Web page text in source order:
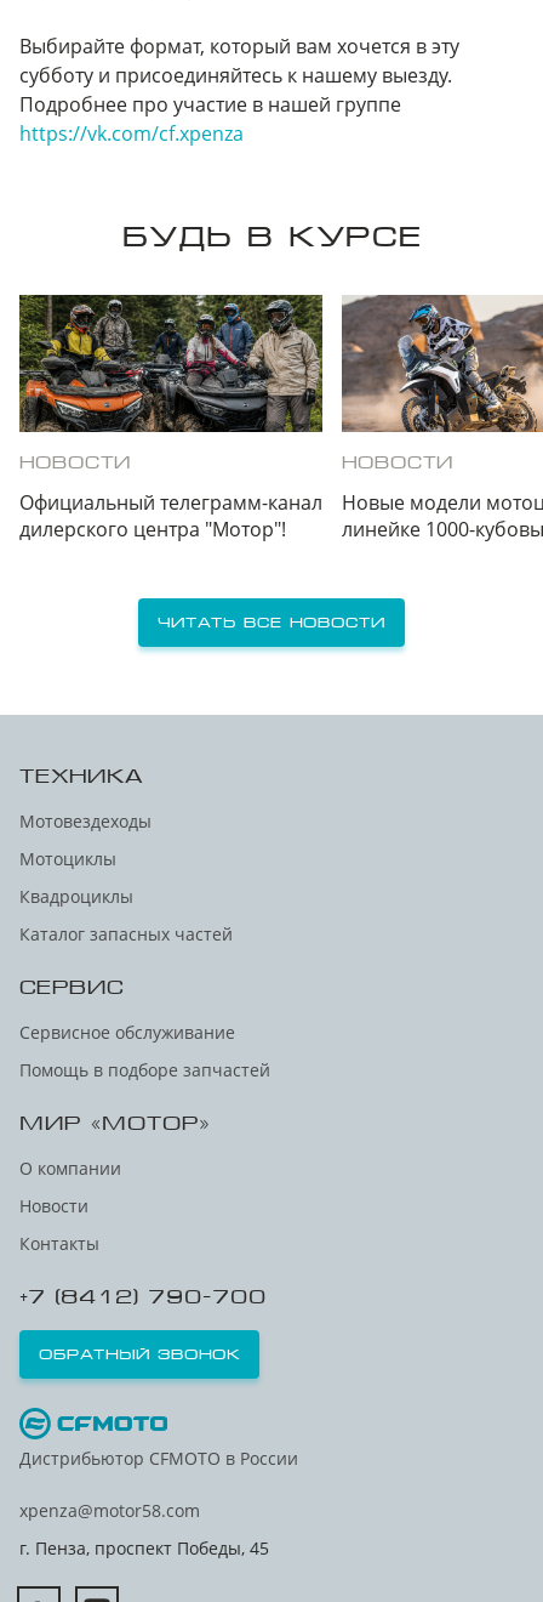
Выбирайте формат, который вам хочется в эту
субботу и присоединяйтесь к нашему выезду.
Подробнее про участие в нашей группе
https://vk.com/cf.xpenza
БУДЬ В КУРСЕ
НОВОСТИ
Официальный телеграмм-канал
дилерского центра "Мотор"!
НОВОСТИ
Новые модели
линейке 1000-
Читать все новости
ТЕХНИКА
Мотовездеходы
Мотоциклы
Квадроциклы
Каталог запасных частей
СЕРВИС
Сервисное обслуживание
Помощь в подборе запчастей
МИР «МОТОР»
О компании
Новости
Контакты
+7 (8412) 790-700
Обратный звонок
Дистрибьютор CFMOTO в России
xpenza@motor58.com
г. Пенза, проспект Победы, 45